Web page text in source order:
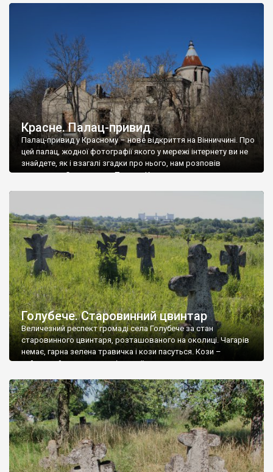
Красне. Палац-привид
Палац-привид у Красному – нове відкриття на Вінниччині. Про
цей палац, жодної фотографії якого у мережі інтернету ви не
знайдете, як і взагалі згадки про нього, нам розповів
мешканець Самгородка. Палац у Красному вразив не лише
Голубече. Старовинний цвинтар
Величезний респект громаді села Голубече за стан
старовинного цвинтаря, розташованого на околиці. Чагарів
немає, гарна зелена травичка і кози пасуться. Кози –
найкращий регулятор шкідливої, для старих кладовищ,
бруньками, кози ті бруньки обгризають, бо то улюблений
делікатес. На цвинтарі у Голубечому ціла колекція
різноманітних форм хрестів. Село відносно невелике, […]